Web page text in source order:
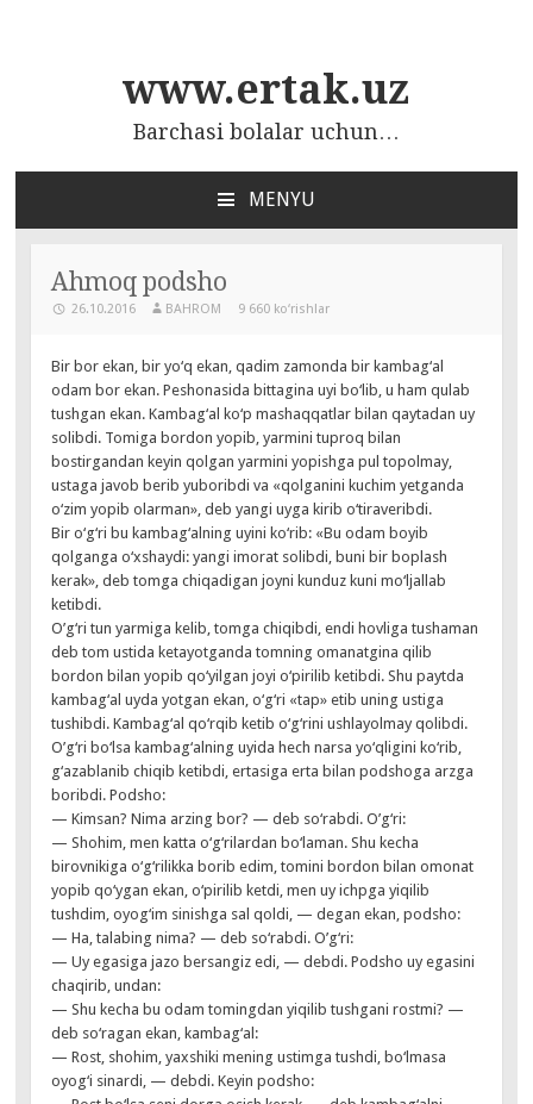
www.ertak.uz
Barchasi bolalar uchun…
MENYU
СОДЕРЖАНИЮ
Ahmoq podsho
26.10.2016 BAHROM 9 660 ko‘rishlar
Bir bor ekan, bir yo‘q ekan, qadim zamonda bir kambag‘al
odam bor ekan. Peshonasida bittagina uyi bo‘lib, u ham qulab
tushgan ekan. Kambag‘al ko‘p mashaqqatlar bilan qaytadan uy
solibdi. Tomiga bordon yopib, yarmini tuproq bilan
bostirgandan keyin qolgan yarmini yopishga pul topolmay,
ustaga javob berib yuboribdi va «qolganini kuchim yetganda
o‘zim yopib olarman», deb yangi uyga kirib o‘tiraveribdi.
Bir o‘g‘ri bu kambag‘alning uyini ko‘rib: «Bu odam boyib
qolganga o‘xshaydi: yangi imorat solibdi, buni bir boplash
kerak», deb tomga chiqadigan joyni kunduz kuni mo‘ljallab
ketibdi.
O’g‘ri tun yarmiga kelib, tomga chiqibdi, endi hovliga tushaman
deb tom ustida ketayotganda tomning omanatgina qilib
bordon bilan yopib qo‘yilgan joyi o‘pirilib ketibdi. Shu paytda
kambag‘al uyda yotgan ekan, o‘g‘ri «tap» etib uning ustiga
tushibdi. Kambag‘al qo‘rqib ketib o‘g‘rini ushlayolmay qolibdi.
O’g‘ri bo‘lsa kambag‘alning uyida hech narsa yo‘qligini ko‘rib,
g‘azablanib chiqib ketibdi, ertasiga erta bilan podshoga arzga
boribdi. Podsho:
— Kimsan? Nima arzing bor? — deb so‘rabdi. O’g‘ri:
— Shohim, men katta o‘g‘rilardan bo‘laman. Shu kecha
birovnikiga o‘g‘rilikka borib edim, tomini bordon bilan omonat
yopib qo‘ygan ekan, o‘pirilib ketdi, men uy ichpga yiqilib
tushdim, oyog‘im sinishga sal qoldi, — degan ekan, podsho:
— Ha, talabing nima? — deb so‘rabdi. O’g‘ri:
— Uy egasiga jazo bersangiz edi, — debdi. Podsho uy egasini
chaqirib, undan:
— Shu kecha bu odam tomingdan yiqilib tushgani rostmi? —
deb so‘ragan ekan, kambag‘al:
— Rost, shohim, yaxshiki mening ustimga tushdi, bo‘lmasa
oyog‘i sinardi, — debdi. Keyin podsho: